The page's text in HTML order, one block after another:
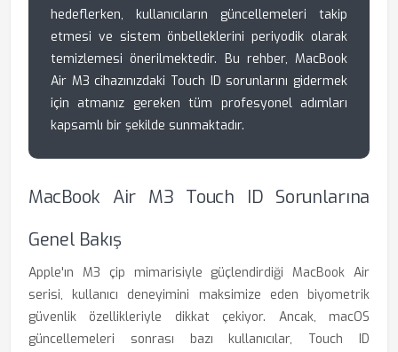
hedeflerken, kullanıcıların güncellemeleri takip
etmesi ve sistem önbelleklerini periyodik olarak
temizlemesi önerilmektedir. Bu rehber, MacBook
Air M3 cihazınızdaki Touch ID sorunlarını gidermek
için atmanız gereken tüm profesyonel adımları
kapsamlı bir şekilde sunmaktadır.
MacBook Air M3 Touch ID Sorunlarına
Genel Bakış
Apple'ın M3 çip mimarisiyle güçlendirdiği MacBook Air
serisi, kullanıcı deneyimini maksimize eden biyometrik
güvenlik özellikleriyle dikkat çekiyor. Ancak, macOS
güncellemeleri sonrası bazı kullanıcılar, Touch ID